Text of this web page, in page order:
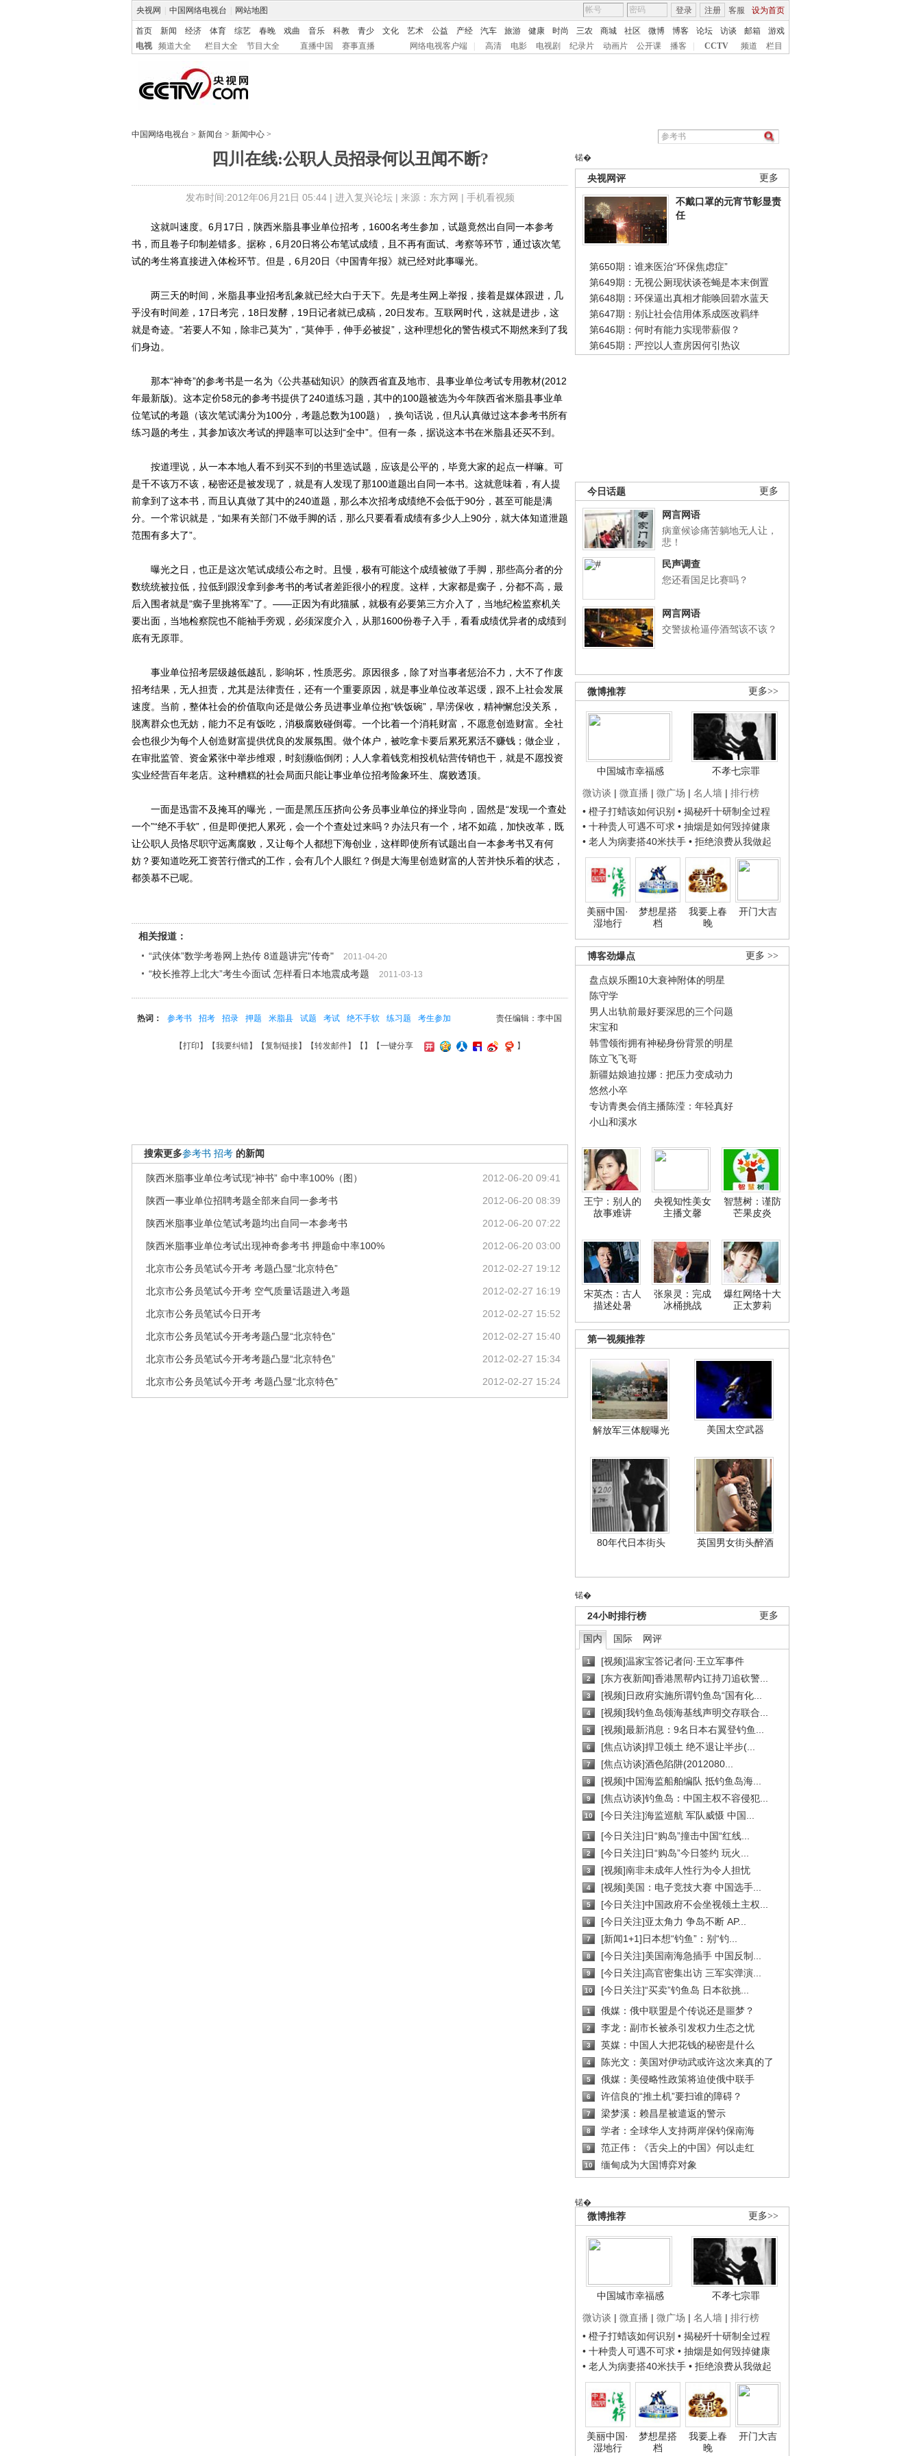
央视网 中国网络电视台 网站地图 客服 设为首页
登录 注册
首页 新闻 经济 体育 综艺 春晚 戏曲 音乐 科教 青少 文化 艺术 公益 产经 汽车 旅游 健康 时尚 三农 商城 社区 微博 博客 论坛 访谈 邮箱
游戏
电视
频道大全 栏目大全 节目大全 直播中国 赛事直播 网络电视客户端 高清 电影 电视剧 纪录片 动画片 公开课 播客 CCTV 频道 栏目
中国网络电视台 > 新闻台 > 新闻中心 >
四川在线:公职人员招录何以丑闻不断?
发布时间:2012年06月21日 05:44 | 进入复兴论坛| 来源：东方网 | 手机看视频
锘�
更多
央视网评
不戴口罩的元宵节彰显责
任
第650期：谁来医治“环保焦虑症”
第649期：无视公厕现状谈苍蝇是本末倒置
第648期：环保逼出真相才能唤回碧水蓝天
第647期：别让社会信用体系成医改羁绊
第646期：何时有能力实现带薪假？
第645期：严控以人查房因何引热议
更多
今日话题
网言网语
病童候诊痛苦躺地无人让，
悲！
民声调查
您还看国足比赛吗？
网言网语
交警拔枪逼停酒驾该不该？
更多>>
微博推荐
中国城市幸福感
不孝七宗罪
微访谈 | 微直播 | 微广场 | 名人墙 | 排行榜
• 橙子打蜡该如何识别 • 揭秘歼十研制全过程
• 十种贵人可遇不可求 • 抽烟是如何毁掉健康
• 老人为病妻搭40米扶手 • 拒绝浪费从我做起
美丽中国·
湿地行
梦想星搭
档
我要上春
晚
开门大吉
更多 >>
博客劲爆点
盘点娱乐圈10大衰神附体的明星
陈守学
男人出轨前最好要深思的三个问题
宋宝和
韩雪领衔拥有神秘身份背景的明星
陈立飞飞哥
新疆姑娘迪拉娜：把压力变成动力
悠然小卒
专访青奥会俏主播陈滢：年轻真好
小山和溪水
王宁：别人的
故事难讲
央视知性美女
主播文馨
智慧树：谨防
芒果皮炎
宋英杰：古人
描述处暑
张泉灵：完成
冰桶挑战
爆红网络十大
正太萝莉
第一视频推荐
解放军三体舰曝光 美国太空武器
80年代日本街头 英国男女街头醉酒
锘�
更多
24小时排行榜
国内 国际 网评
1 [视频]温家宝答记者问·王立军事件
2 [东方夜新闻]香港黑帮内讧持刀追砍警...
3 [视频]日政府实施所谓钓鱼岛“国有化...
4 [视频]我钓鱼岛领海基线声明交存联合...
5 [视频]最新消息：9名日本右翼登钓鱼...
6 [焦点访谈]捍卫领土 绝不退让半步(...
7 [焦点访谈]酒色陷阱(2012080...
8 [视频]中国海监船舶编队 抵钓鱼岛海...
9 [焦点访谈]钓鱼岛：中国主权不容侵犯...
10 [今日关注]海监巡航 军队威慑 中国...
1 [今日关注]日“购岛”撞击中国“红线...
2 [今日关注]日“购岛”今日签约 玩火...
3 [视频]南非未成年人性行为令人担忧
4 [视频]美国：电子竞技大赛 中国选手...
5 [今日关注]中国政府不会坐视领土主权...
6 [今日关注]亚太角力 争岛不断 AP...
7 [新闻1+1]日本想“钓鱼”：别“钓...
8 [今日关注]美国南海急插手 中国反制...
9 [今日关注]高官密集出访 三军实弹演...
10 [今日关注]“买卖”钓鱼岛 日本欲挑...
1 俄媒：俄中联盟是个传说还是噩梦？
2 李龙：副市长被杀引发权力生态之忧
3 英媒：中国人大把花钱的秘密是什么
4 陈光文：美国对伊动武或许这次来真的了
5 俄媒：美侵略性政策将迫使俄中联手
6 许信良的“推土机”要扫谁的障碍？
7 梁梦溪：赖昌星被遣返的警示
8 学者：全球华人支持两岸保钓保南海
9 范正伟：《舌尖上的中国》何以走红
10 缅甸成为大国博弈对象
锘�
更多>>
微博推荐
中国城市幸福感
不孝七宗罪
微访谈 | 微直播 | 微广场 | 名人墙 | 排行榜
• 橙子打蜡该如何识别 • 揭秘歼十研制全过程
• 十种贵人可遇不可求 • 抽烟是如何毁掉健康
• 老人为病妻搭40米扶手 • 拒绝浪费从我做起
美丽中国·
湿地行
梦想星搭
档
我要上春
晚
开门大吉
这就叫速度。6月17日，陕西米脂县事业单位招考，1600名考生参加，试题竟然出自同一本参考
书，而且卷子印制差错多。据称，6月20日将公布笔试成绩，且不再有面试、考察等环节，通过该次笔
试的考生将直接进入体检环节。但是，6月20日《中国青年报》就已经对此事曝光。
两三天的时间，米脂县事业招考乱象就已经大白于天下。先是考生网上举报，接着是媒体跟进，几
乎没有时间差，17日考完，18日发酵，19日记者就已成稿，20日发布。互联网时代，这就是进步，这
就是奇迹。“若要人不知，除非己莫为”，“莫伸手，伸手必被捉”，这种理想化的警告模式不期然来到了我
们身边。
那本“神奇”的参考书是一名为《公共基础知识》的陕西省直及地市、县事业单位考试专用教材(2012
年最新版)。这本定价58元的参考书提供了240道练习题，其中的100题被选为今年陕西省米脂县事业单
位笔试的考题（该次笔试满分为100分，考题总数为100题），换句话说，但凡认真做过这本参考书所有
练习题的考生，其参加该次考试的押题率可以达到“全中”。但有一条，据说这本书在米脂县还买不到。
按道理说，从一本本地人看不到买不到的书里选试题，应该是公平的，毕竟大家的起点一样嘛。可
是千不该万不该，秘密还是被发现了，就是有人发现了那100道题出自同一本书。这就意味着，有人提
前拿到了这本书，而且认真做了其中的240道题，那么本次招考成绩绝不会低于90分，甚至可能是满
分。一个常识就是，“如果有关部门不做手脚的话，那么只要看看成绩有多少人上90分，就大体知道泄题
范围有多大了”。
曝光之日，也正是这次笔试成绩公布之时。且慢，极有可能这个成绩被做了手脚，那些高分者的分
数统统被拉低，拉低到跟没拿到参考书的考试者差距很小的程度。这样，大家都是瘸子，分都不高，最
后入围者就是“瘸子里挑将军”了。――正因为有此猫腻，就极有必要第三方介入了，当地纪检监察机关
要出面，当地检察院也不能袖手旁观，必须深度介入，从那1600份卷子入手，看看成绩优异者的成绩到
底有无原罪。
事业单位招考层级越低越乱，影响坏，性质恶劣。原因很多，除了对当事者惩治不力，大不了作废
招考结果，无人担责，尤其是法律责任，还有一个重要原因，就是事业单位改革迟缓，跟不上社会发展
速度。当前，整体社会的价值取向还是做公务员进事业单位抱“铁饭碗”，旱涝保收，精神懈怠没关系，
脱离群众也无妨，能力不足有饭吃，消极腐败碰倒霉。一个比着一个消耗财富，不愿意创造财富。全社
会也很少为每个人创造财富提供优良的发展氛围。做个体户，被吃拿卡要后累死累活不赚钱；做企业，
在审批监管、资金紧张中举步维艰，时刻濒临倒闭；人人拿着钱竞相投机钻营传销也干，就是不愿投资
实业经营百年老店。这种糟糕的社会局面只能让事业单位招考险象环生、腐败透顶。
一面是迅雷不及掩耳的曝光，一面是黑压压挤向公务员事业单位的择业导向，固然是“发现一个查处
一个”“绝不手软”，但是即便把人累死，会一个个查处过来吗？办法只有一个，堵不如疏，加快改革，既
让公职人员恪尽职守远离腐败，又让每个人都想下海创业，这样即使所有试题出自一本参考书又有何
妨？要知道吃死工资苦行僧式的工作，会有几个人眼红？倒是大海里创造财富的人苦并快乐着的状态，
都羡慕不已呢。
相关报道：
“武侠体”数学考卷网上热传 8道题讲完"传奇"
2011-04-20
“校长推荐上北大”考生今面试 怎样看日本地震成考题 2011-03-13
责任编辑：李中国
热词： 参考书 招考 招录 押题 米脂县 试题 考试 绝不手软 练习题 考生参加
【打印 】【我要纠错】【复制链接】【转发邮件】【 】 【一键分享 】
搜索更多参考书 招考 的新闻
2012-06-20 09:41
陕西米脂事业单位考试现“神书” 命中率100%（图）
2012-06-20 08:39
陕西一事业单位招聘考题全部来自同一参考书
2012-06-20 07:22
陕西米脂事业单位笔试考题均出自同一本参考书
2012-06-20 03:00
陕西米脂事业单位考试出现神奇参考书 押题命中率100%
2012-02-27 19:12
北京市公务员笔试今开考 考题凸显“北京特色”
2012-02-27 16:19
北京市公务员笔试今开考 空气质量话题进入考题
2012-02-27 15:52
北京市公务员笔试今日开考
2012-02-27 15:40
北京市公务员笔试今开考考题凸显“北京特色”
2012-02-27 15:34
北京市公务员笔试今开考考题凸显“北京特色”
2012-02-27 15:24
北京市公务员笔试今开考 考题凸显“北京特色”